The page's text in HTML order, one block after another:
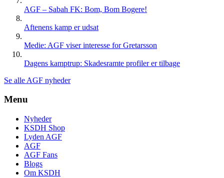
AGF – Sabah FK: Bom, Bom Bogere!
Aftenens kamp er udsat
Medie: AGF viser interesse for Gretarsson
Dagens kamptrup: Skadesramte profiler er tilbage
Se alle AGF nyheder
Menu
Nyheder
KSDH Shop
Lyden AGF
AGF
AGF Fans
Blogs
Om KSDH